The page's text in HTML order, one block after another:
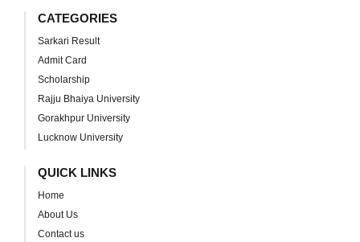
CATEGORIES
Sarkari Result
Admit Card
Scholarship
Rajju Bhaiya University
Gorakhpur University
Lucknow University
QUICK LINKS
Home
About Us
Contact us